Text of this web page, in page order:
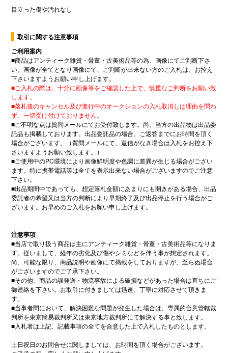
目立った傷や汚れなし
取引に関する注意事項
ご利用案内
■商品はアンティーク雑貨・骨董・古美術品等の為、画像にてご判断下さ
い。画像が全てとなり画像にて、ご判断が出来ない方のご入札は、お控え
下さいますようお願い申し上げます。
■ご入札の際は、十分に画像等をご確認した上で、慎重なご判断をお願い致
します。
■落札後のキャンセル及び進行中のオークションの入札取消しは理由を問わ
ず、一切受け付けておりません。
■ご不明な点は質問メールにてお受付致します。尚、当方の出品物は出品委
託品も掲載しております。出品委託品の場合、ご返答までにお時間を頂く
場合がございます。（質問メールにて、返信がなき場合は入札をお控え下
さいますようお願い致します。）
■ご使用中のPC環境により画像鮮明度や色調に差異が生じる場合がござい
ます。特に携帯電話等は全てを表示出来ない場合がございますのでご注意
下さい。
■出品期間中であっても、想定落札金額にあまりにも開きがある場合、出品
委託者の希望又は当方の判断により早期終了及び出品停止を行う場合がご
ざいます。お早めのご入札をお願い申し上げます。
注意事項
■当店で取り扱う商品は主にアンティーク雑貨・骨董・古美術品等になりま
す。従いまして、経年の劣化及び傷やシミなどを伴う事が想定されます。
尚、可能な限り、商品説明や画像にて掲載をしておりますが、至らぬ場合
がございますのでご了承下さい。
■その他、商品の誤発送・物流事故による破損などがあった場合は直ちにご
御連絡を下さい。お取引に付きましては迅速、丁寧に対応させて頂きま
す。
■当事者間において、解決困難な問題が発生した場合は、専属的合意管轄裁
判所を東京簡易裁判所又は東京地方裁判所にて解決する事と致します。
■入札者は上記、記載事項の全てを合意した上で入札したものとします。
土日祝日のお問合せに関しましては、お時間を頂く場合がございます。